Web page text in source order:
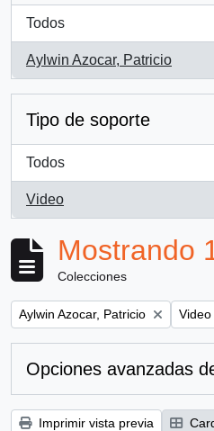
Todos
Aylwin Azocar, Patricio
, 1 resultados
Tipo de soporte
Todos
Video
, 1 resultados
Mostrando
Colecciones
Remove filter:
Aylwin Azocar, Patricio Video
Opciones avanzadas
Imprimir vista previa